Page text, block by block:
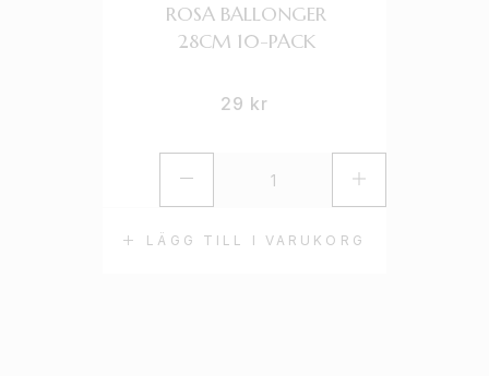
LÄGG TILL I VARUKORG
ROSA BALLONGER
28CM 10-PACK
29 kr